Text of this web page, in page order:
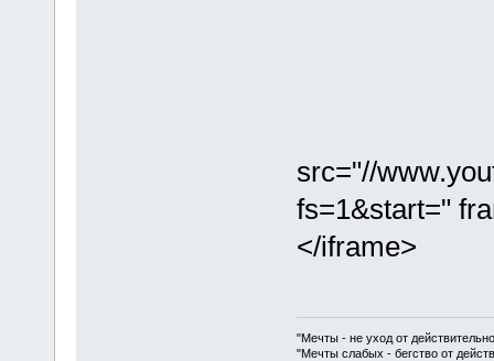
src="//
fs=1&start="
</iframe>
"Мечты - не уход от
"Мечты слабых - бегство от